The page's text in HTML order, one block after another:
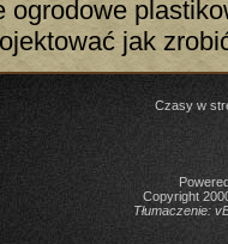
ogrodowe
jak
Czasy w
Copyright
Tłumaczenie: